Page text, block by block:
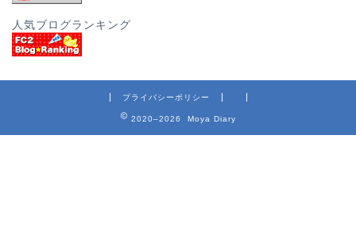
人気ブログランキング
プライバシーポリシー
2020–2026 Moya Diary
公文
中学受験・SAPIX